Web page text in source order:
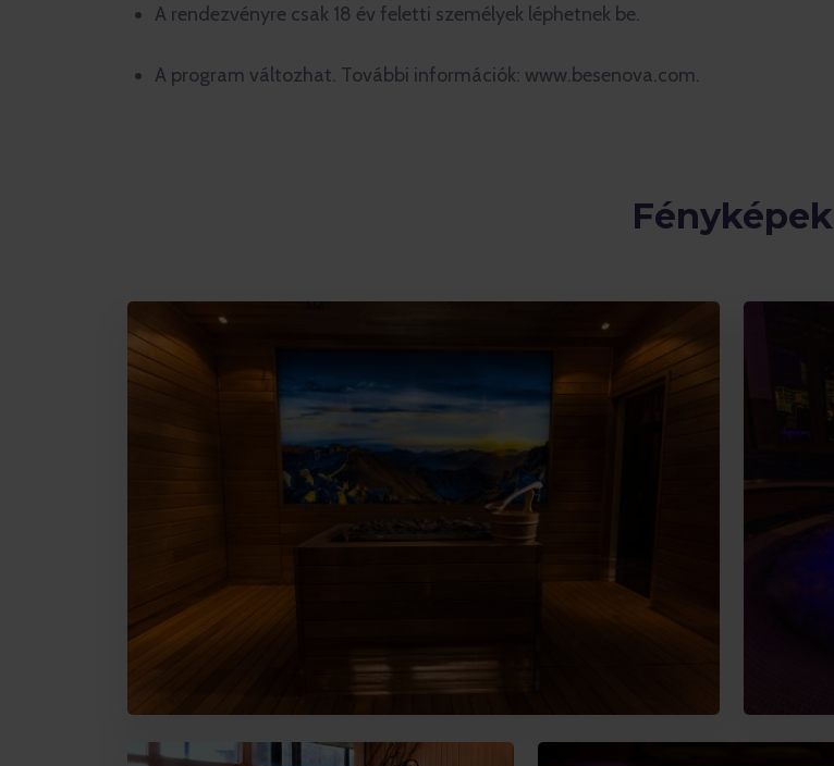
A rendezvényre csak 18 év feletti személyek léphetnek be.
A program változhat. További információk: www.besenova.com.
Fényképek